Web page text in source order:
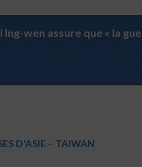
wen assure que « la
D'ASIE – TAIWAN